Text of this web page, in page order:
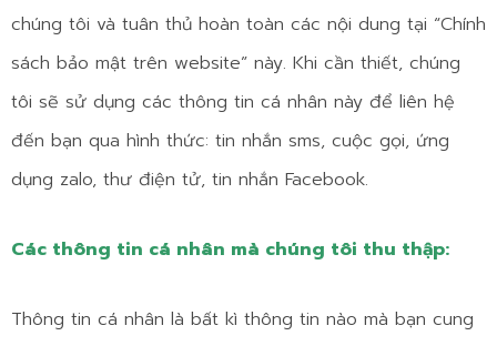
chúng tôi và tuân thủ hoàn toàn các nội dung tại “Chính
sách bảo mật trên website” này. Khi cần thiết, chúng
tôi sẽ sử dụng các thông tin cá nhân này để liên hệ
đến bạn qua hình thức: tin nhắn sms, cuộc gọi, ứng
dụng zalo, thư điện tử, tin nhắn Facebook.
Các thông tin cá nhân mà chúng tôi thu thập:
Thông tin cá nhân là bất kì thông tin nào mà bạn cung